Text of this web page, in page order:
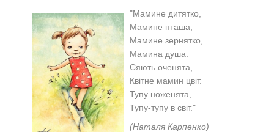
"Мамине дитятко,
Мамине пташа,
Мамине зернятко,
Мамина душа.
Сяють оченята,
Квітне мамин цвіт.
Тупу ноженята,
Тупу-тупу в світ."
(Наталя Карпенко)